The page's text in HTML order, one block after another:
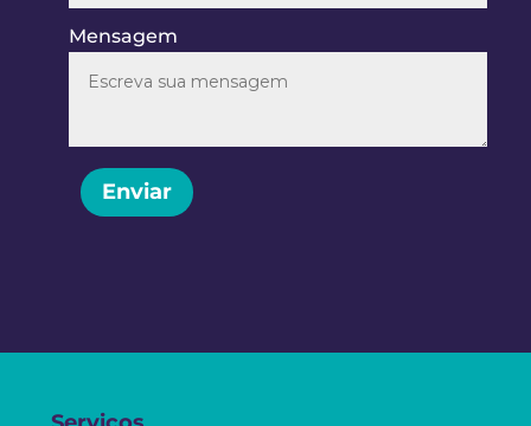
Mensagem
Enviar